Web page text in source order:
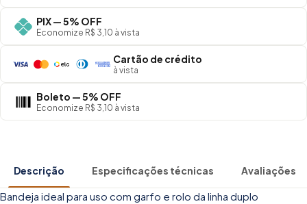
PIX — 5% OFF
Economize R$ 3,10 à vista
Cartão de crédito
à vista
Boleto — 5% OFF
Economize R$ 3,10 à vista
Descrição Especificações técnicas Avaliações
Bandeja ideal para uso com garfo e rolo da linha duplo